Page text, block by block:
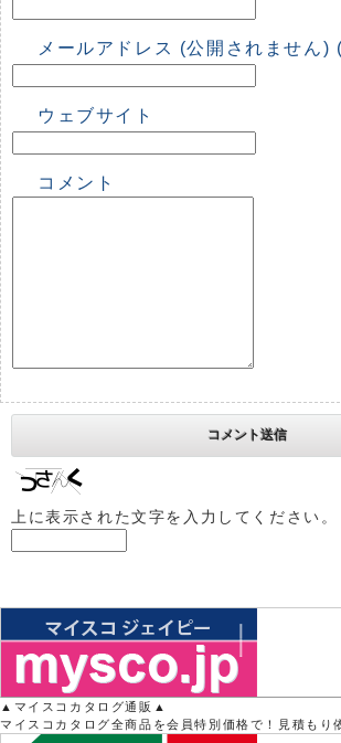
メールアドレス (公開されません)
ウェブサイト
コメント
上に表示された文字を入力してください。
▲マイスコカタログ通販▲
マイスコカタログ全商品を会員特別価格で！見積もり